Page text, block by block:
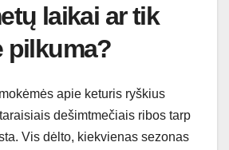
laikai ar tik
pilkuma?
apie keturis ryškius
dešimtmečiais ribos tarp
Vis dėlto, kiekvienas sezonas